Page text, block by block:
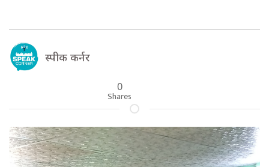
स्पीक कर्नर
0
Shares